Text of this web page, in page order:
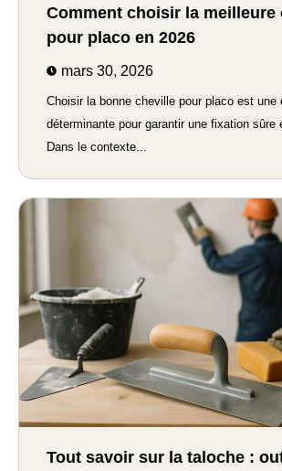
Comment choisir la meilleure
pour placo en 2026
mars 30, 2026
Choisir la bonne cheville pour placo est une
déterminante pour garantir une fixation sûre
Dans le contexte...
Tout savoir sur la taloche :